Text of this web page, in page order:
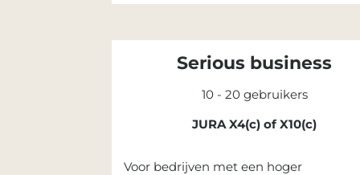
Serious business
10 - 20 gebruikers
JURA X4(c) of X10(c)
Voor bedrijven met een hoger